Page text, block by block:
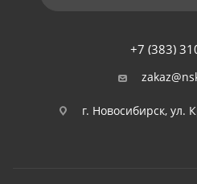
+7 (383)
г. Новосибирск, ул.